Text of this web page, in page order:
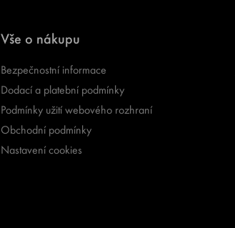
Vše o nákupu
Bezpečnostní informace
Dodací a platební podmínky
Podmínky užití webového rozhraní
Obchodní podmínky
Nastavení cookies